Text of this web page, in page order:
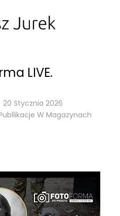
LIVE.
20 Stycznia 2026
W Magazynach